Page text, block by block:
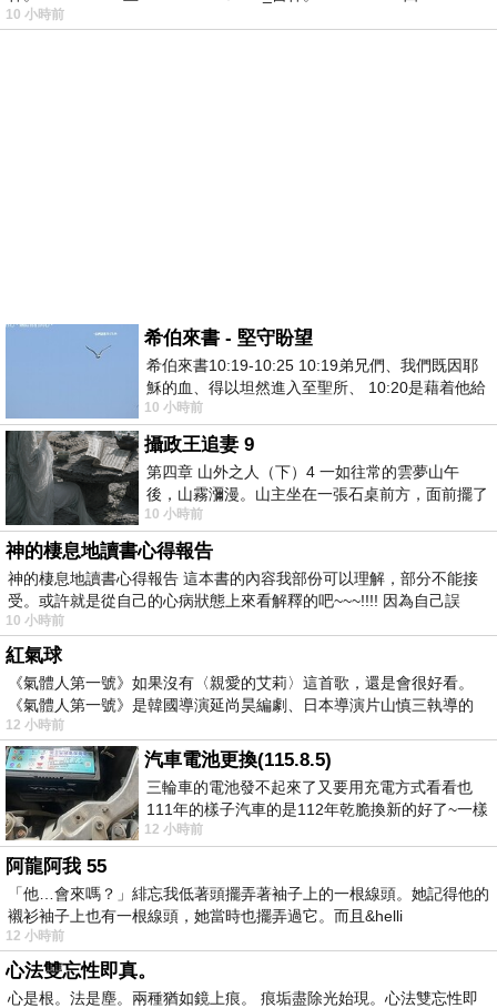
10 小時前
希伯來書 - 堅守盼望
希伯來書10:19-10:25 10:19弟兄們、我們既因耶
穌的血、得以坦然進入至聖所、 10:20是藉着他給
我們開了一條又新又活的路從幔子經過
10 小時前
攝政王追妻 9
第四章 山外之人（下）4 一如往常的雲夢山午
後，山霧瀰漫。山主坐在一張石桌前方，面前擺了
一盤未下完的棋盤，還有一壺茶與兩只冒
10 小時前
神的棲息地讀書心得報告
神的棲息地讀書心得報告 這本書的內容我部份可以理解，部分不能接
受。或許就是從自己的心病狀態上來看解釋的吧~~~!!!! 因為自己誤
10 小時前
紅氣球
《氣體人第一號》如果沒有〈親愛的艾莉〉這首歌，還是會很好看。
《氣體人第一號》是韓國導演延尚昊編劇、日本導演片山慎三執導的
12 小時前
汽車電池更換(115.8.5)
三輪車的電池發不起來了又要用充電方式看看也
111年的樣子汽車的是112年乾脆換新的好了~一樣
在阿炮電池買的漲了一百多塊吧
12 小時前
阿龍阿我 55
「他…會來嗎？」緋忘我低著頭擺弄著袖子上的一根線頭。她記得他的
襯衫袖子上也有一根線頭，她當時也擺弄過它。而且&helli
12 小時前
心法雙忘性即真。
心是根。法是塵。兩種猶如鏡上痕。 痕垢盡除光始現。心法雙忘性即